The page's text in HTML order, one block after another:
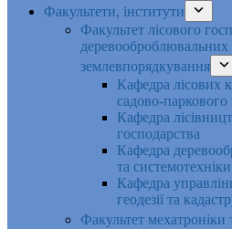
Факультети, інститути
Факультет лісового
деревооброблювальних
землевпорядкування
Кафедра лісових
садово-паркового
Кафедра
господарства
Кафедра
та
Кафедра
геодезії та
Факультет мехатроніки